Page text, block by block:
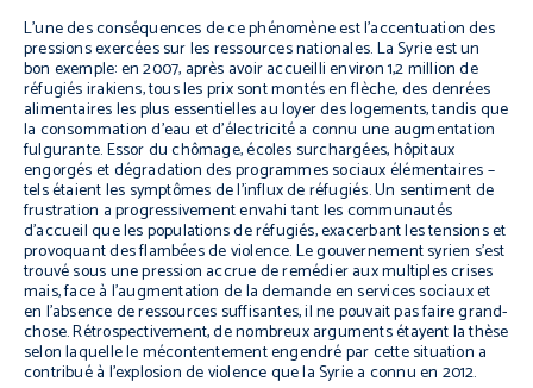
L’une des conséquences de ce phénomène est l’accentuation des
pressions exercées sur les ressources nationales. La Syrie est un
bon exemple: en 2007, après avoir accueilli environ 1,2 million de
réfugiés irakiens, tous les prix sont montés en flèche, des denrées
alimentaires les plus essentielles au loyer des logements, tandis que
la consommation d’eau et d’électricité a connu une augmentation
fulgurante. Essor du chômage, écoles surchargées, hôpitaux
engorgés et dégradation des programmes sociaux élémentaires –
tels étaient les symptômes de l’influx de réfugiés. Un sentiment de
frustration a progressivement envahi tant les communautés
d’accueil que les populations de réfugiés, exacerbant les tensions et
provoquant des flambées de violence. Le gouvernement syrien s’est
trouvé sous une pression accrue de remédier aux multiples crises
mais, face à l’augmentation de la demande en services sociaux et
en l’absence de ressources suffisantes, il ne pouvait pas faire grand-
chose. Rétrospectivement, de nombreux arguments étayent la thèse
selon laquelle le mécontentement engendré par cette situation a
contribué à l’explosion de violence que la Syrie a connu en 2012.